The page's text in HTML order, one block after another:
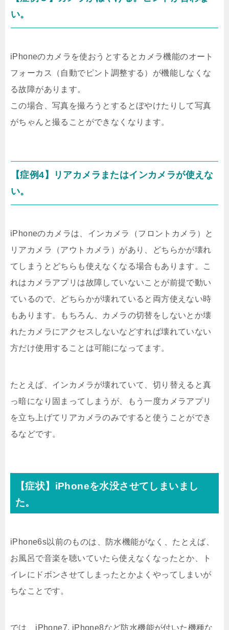
い。
iPhoneのカメラを使おうとするとカメラ機能のオート
フォーカス（自動でピント調整する）が機能しなくな
る故障があります。
この場合、写真を撮ろうとするとぼやけたりして写真
がちゃんと撮ることができなくなります。
【症例4】リアカメラまたはインカメラが使えな
い。
iPhoneのカメラは、インカメラ（フロントカメラ）と
リアカメラ（アウトカメラ）があり、どちらかが壊れ
てしまうとどちらも使えなくなる場合もあります。こ
れはカメラアプリは故障していないことが前提で動い
ているので、どちらかが壊れていると両方使えない時
もあります。もちろん、カメラの切替をしないとか壊
れたカメラにアクセスしないなどすれば壊れていない
方だけ使用することは可能になってます。
たとえば、インカメラが壊れていて、切り替えると真
っ暗になり固まってしまうが、もう一度カメラアプリ
を立ち上げてリアカメラのみですると使うことができ
るなどです。
【症状】iPhoneを水没させてしまいまし
た。
iPhone6s以前のものは、防水機能がなく、たとえば、
お風呂で音楽を聴いていたら使えなくなったとか、ト
イレにドボンさせてしまったとかよくやってしまいが
ちなことです。
では、iPhone7, iPhone8など防水機能が付いた機種な